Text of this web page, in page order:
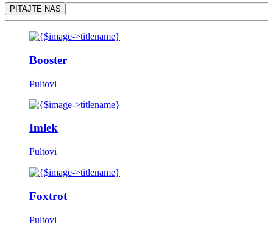
PITAJTE NAS
Booster
Pultovi
Imlek
Pultovi
Foxtrot
Pultovi